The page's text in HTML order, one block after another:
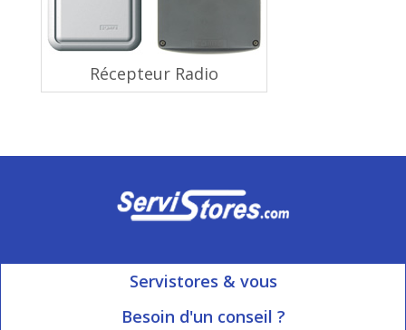
Récepteur Radio
Servistores & vous
Mon compte
Besoin d'un conseil ?